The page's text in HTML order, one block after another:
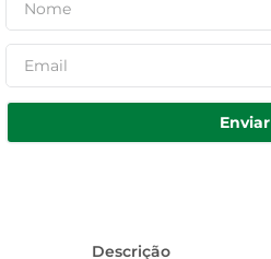
Enviar
Descrição